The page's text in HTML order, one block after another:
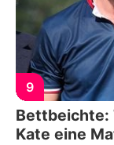
9
Bettbeichte:
Kate eine